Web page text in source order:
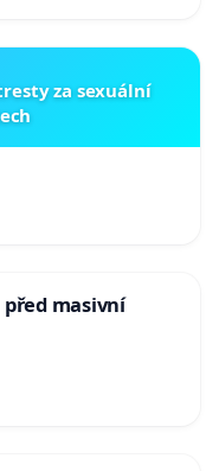
za sexuální
masivní